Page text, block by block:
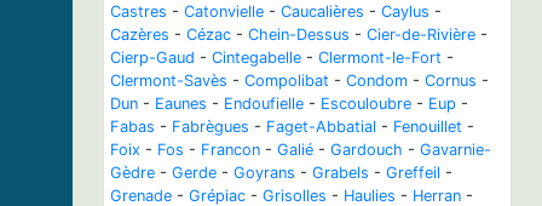
Castres - Catonvielle - Caucalières - Caylus -
Cazères - Cézac - Chein-Dessus - Cier-de-Rivière -
Cierp-Gaud - Cintegabelle - Clermont-le-Fort -
Clermont-Savès - Compolibat - Condom - Cornus -
Dun - Eaunes - Endoufielle - Escouloubre - Eup -
Fabas - Fabrègues - Faget-Abbatial - Fenouillet -
Foix - Fos - Francon - Galié - Gardouch - Gavarnie-
Gèdre - Gerde - Goyrans - Grabels - Greffeil -
Grenade - Grépiac - Grisolles - Haulies - Herran -